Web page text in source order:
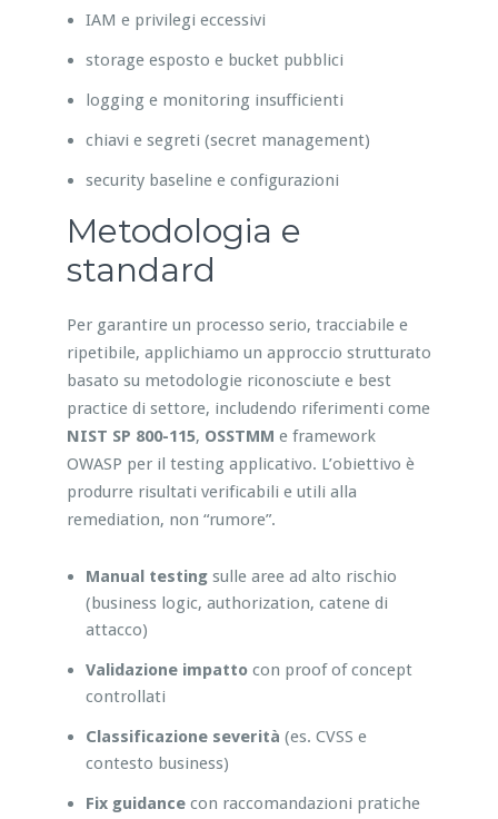
IAM e privilegi eccessivi
storage esposto e bucket pubblici
logging e monitoring insufficienti
chiavi e segreti (secret management)
security baseline e configurazioni
Metodologia e
standard
Per garantire un processo serio, tracciabile e
ripetibile, applichiamo un approccio strutturato
basato su metodologie riconosciute e best
practice di settore, includendo riferimenti come
NIST SP 800-115, OSSTMM e framework
OWASP per il testing applicativo. L’obiettivo è
produrre risultati verificabili e utili alla
remediation, non “rumore”.
Manual testingsulle aree ad alto rischio
(business logic, authorization, catene di
attacco)
Validazione impattocon proof of concept
controllati
Classificazione severità (es. CVSS e
contesto business)
Fix guidancecon raccomandazioni pratiche